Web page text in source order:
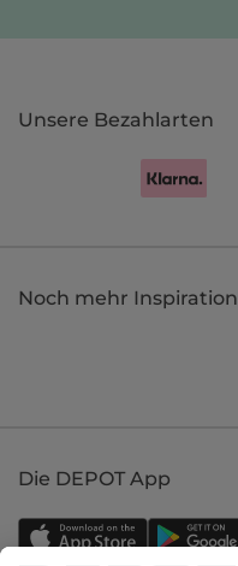
Unsere Bezahlarten
Noch mehr Inspiration
Die DEPOT App